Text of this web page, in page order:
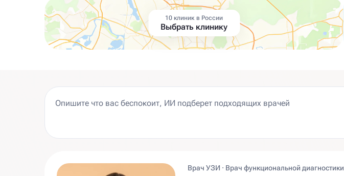
10 клиник в России
Выбрать клинику
Врач УЗИ · Врач функциональной диагностики